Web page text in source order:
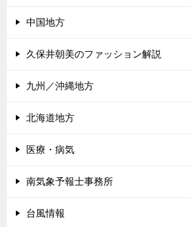
中国地方
久保井朝美のファッション解説
九州／沖縄地方
北海道地方
医療・病気
南気象予報士事務所
台風情報